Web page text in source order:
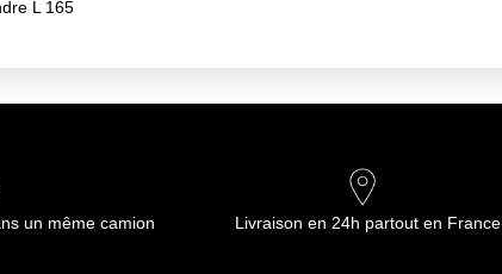
L 165
un même camion Livraison en 24h partout en France